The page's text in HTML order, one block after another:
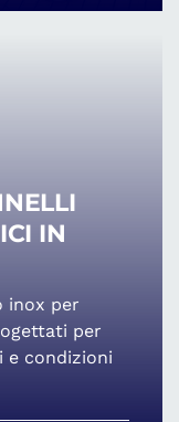
IN
inox per
per
e condizioni